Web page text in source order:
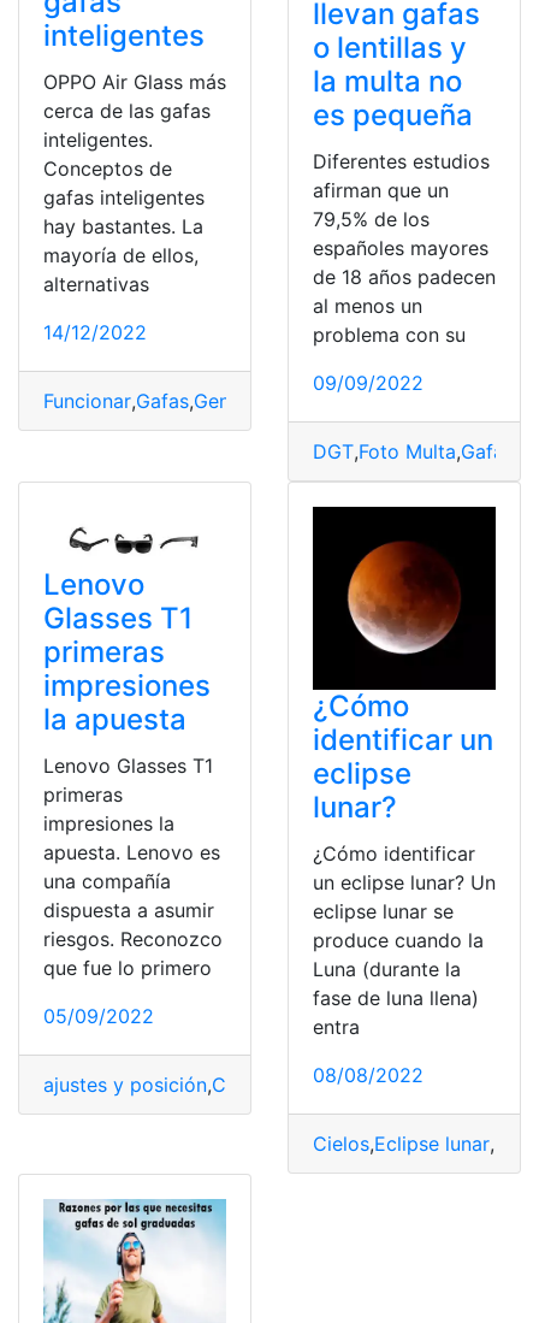
inteligentes
OPPO Air Glass más
cerca de las gafas
inteligentes.
Conceptos de
gafas inteligentes
hay bastantes. La
mayoría de ellos,
alternativas
14/12/2022
Funcionar,Gafas,Generación Tamaño
llevan gafas
o lentillas y
la multa no
es pequeña
Diferentes estudios
afirman que un
79,5% de los
españoles mayores
de 18 años padecen
al menos un
problema con su
09/09/2022
DGT,Foto Multa,Gafas
Lenovo
Glasses T1
primeras
impresiones
la apuesta
Lenovo Glasses T1
primeras
impresiones la
apuesta. Lenovo es
una compañía
dispuesta a asumir
riesgos. Reconozco
que fue lo primero
05/09/2022
ajustes y posición,Conectividad,Gafas,Imagen
¿Cómo
identificar un
eclipse
lunar?
¿Cómo identificar
un eclipse lunar? Un
eclipse lunar se
produce cuando la
Luna (durante la
fase de luna llena)
entra
08/08/2022
Cielos,Eclipse lunar,